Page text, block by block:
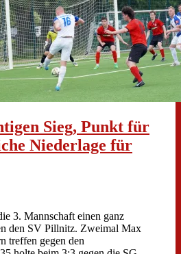
Sieg, Punkt für
Niederlage für
3. Mannschaft einen ganz
den SV Pillnitz. Zweimal Max
treffen gegen den